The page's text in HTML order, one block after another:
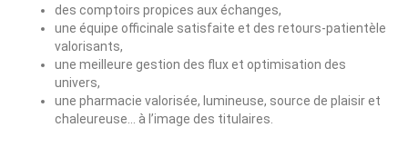
des comptoirs propices aux échanges,
une équipe officinale satisfaite et des retours-patientèle
valorisants,
une meilleure gestion des flux et optimisation des
univers,
une pharmacie valorisée, lumineuse, source de plaisir et
chaleureuse… à l’image des titulaires.